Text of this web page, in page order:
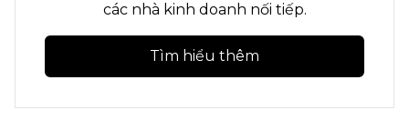
các nhà kinh doanh nối tiếp.
Tìm hiểu thêm